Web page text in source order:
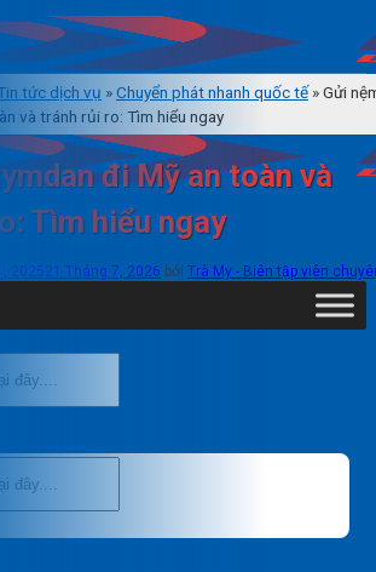
tức dịch vụ »Chuyển phát nhanh quốc tế»Gửi
và tránh rủi ro: Tìm hiểu ngay
đi Mỹ an toàn và
Tìm hiểu ngay
202521 Tháng 7, 2026 bởi Trà My - Biên tập viên